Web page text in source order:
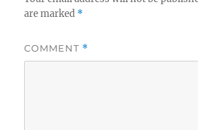
are marked *
COMMENT *